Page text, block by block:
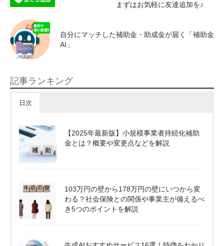
まずはお気軽に友達追加を♪
自分にマッチした補助金・助成金が届く「補助金
AI」
記事ランキング
日次
【2025年最新版】小規模事業者持続化補助
金とは？概要や変更点などを解説
103万円の壁から178万円の壁にいつから変
わる？社会保険との関係や事業主が備えるべ
き5つのポイントを解説